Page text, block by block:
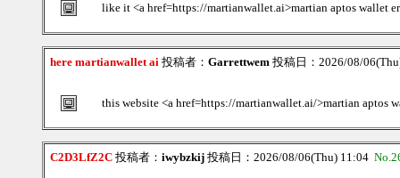
like it <a href=https://martianwallet.ai>martian aptos wallet
here martianwallet ai 投稿者： Garrettwem 投稿日：2026/08/
this website <a href=https://martianwallet.ai/>martian aptos
C2D3LfZ2C 投稿者： iwybzkij 投稿日：2026/08/06(Thu) 11:04